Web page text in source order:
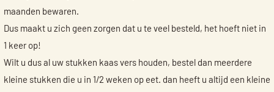
maanden bewaren.
Dus maakt u zich geen zorgen dat u te veel besteld, het hoeft niet in
1 keer op!
Wilt u dus al uw stukken kaas vers houden, bestel dan meerdere
kleine stukken die u in 1/2 weken op eet. dan heeft u altijd een kleine